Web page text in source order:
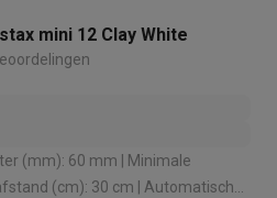
mini 12 Clay White
(mm): 60 mm | Minimale
(cm): 30 cm | Automatische